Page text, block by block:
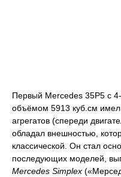
Первый Mercedes 35Р5 с
объёмом 5913 куб.см имел
агрегатов (спереди
обладал внешностью,
классической. Он стал
последующих моделей,
Mercedes Simplex